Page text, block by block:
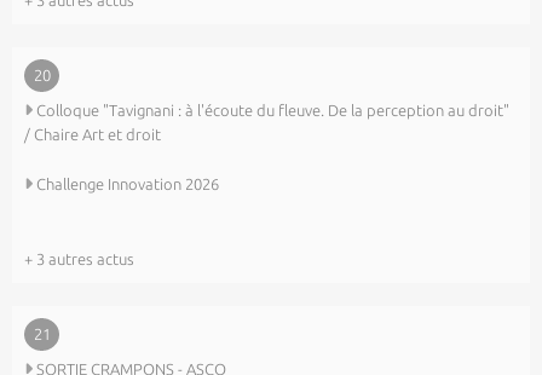
20
Colloque "Tavignani : à l'écoute du fleuve. De la perception au droit"
/ Chaire Art et droit
Challenge Innovation 2026
+ 3 autres actus
21
SORTIE CRAMPONS - ASCO